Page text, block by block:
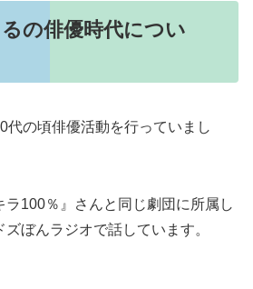
の俳優時代につい
代の頃俳優活動を行っていまし
ラ100％』さんと同じ劇団に所属し
ぼんラジオで話しています。